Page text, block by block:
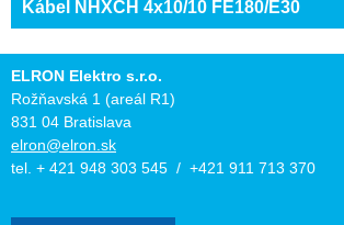
Kábel NHXCH 4x10/10 FE180/E30
ELRON Elektro s.r.o.
Rožňavská 1 (areál R1)
831 04 Bratislava
elron@elron.sk
tel. + 421 948 303 545 / +421 911 713 370